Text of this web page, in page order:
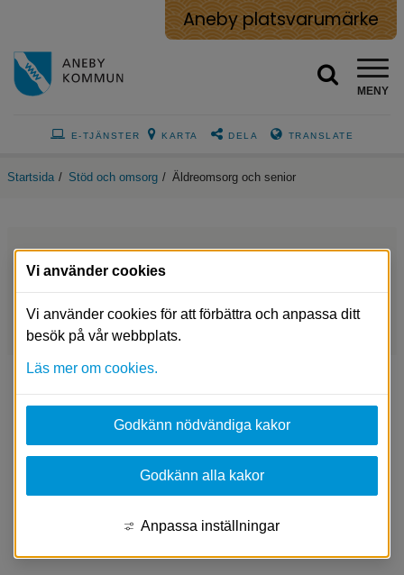
Aneby platsvarumärke
MENY
E-TJÄNSTER KARTA DELA TRANSLATE
Startsida / Stöd och omsorg / Äldreomsorg och senior
Lommagårdens dagverksamhet
Tillfällig vistelse i Aneby kommun
Äldreomsorg och senior
Du som är äldre i Aneby kommun ska få det stöd
och den hjälp i din vardag som du behöver. Det ska
göra att du kan bo kvar i ditt hem så länge som
Vi använder cookies
Vi använder cookies för att förbättra och anpassa ditt
besök på vår webbplats.
Läs mer om cookies.
Godkänn nödvändiga kakor
Godkänn alla kakor
Anpassa inställningar